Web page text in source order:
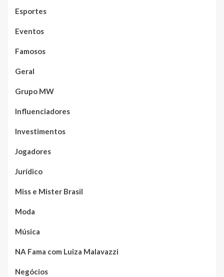
Esportes
Eventos
Famosos
Geral
Grupo MW
Influenciadores
Investimentos
Jogadores
Jurídico
Miss e Mister Brasil
Moda
Música
NA Fama com Luiza Malavazzi
Negócios